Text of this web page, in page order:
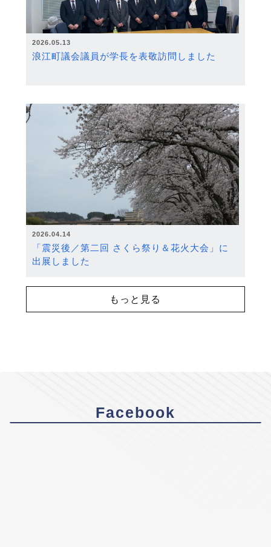
2026.05.13
浪江町議会議員が学長を表敬訪問しました
2026.04.14
「震災後／第二回 さくら祭り＆花火大会」に
出展しました
もっと見る
Facebook